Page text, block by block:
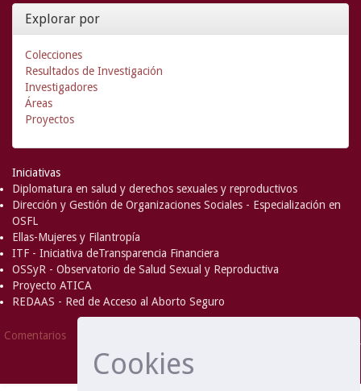
Cookies
Explorar por
Colecciones
Resultados de Investigación
Investigadores
Áreas
Proyectos
Iniciativas
Diplomatura en salud y derechos sexuales y reproductivos
Dirección y Gestión de Organizaciones Sociales - Especialización en
OSFL
Ellas-Mujeres y Filantropía
ITF - Iniciativa deTransparencia Financiera
OSSyR - Observatorio de Salud Sexual y Reproductiva
Proyecto ATICA
REDAAS - Red de Acceso al Aborto Seguro
Comentarios
- Extensión mantenida y
optimizado por